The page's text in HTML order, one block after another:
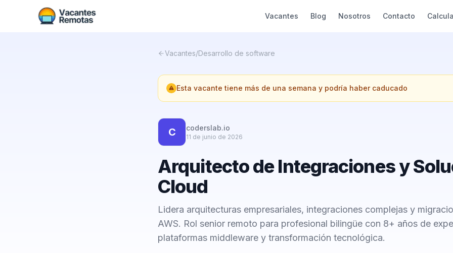
Vacantes Blog Nosotros Contacto
Vacantes/Desarrollo de software
Esta vacante tiene más de una semana y podría haber caducado
C coderslab.io
11 de junio de 2026
Arquitecto de Integraciones y
Cloud
Lidera arquitecturas empresariales, integraciones complejas y
AWS. Rol senior remoto para profesional bilingüe con 8+ años de
plataformas middleware y transformación tecnológica.